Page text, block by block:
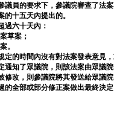
議員的要求下，參議院審查了法
的十五天內提出的。
過六十天內：
草案；
。
定的時間內沒有對法案發表意見
通知了眾議院，則該法案由眾議院
修改，則參議院將其發送給眾議
的全部或部分修正案做出最終決